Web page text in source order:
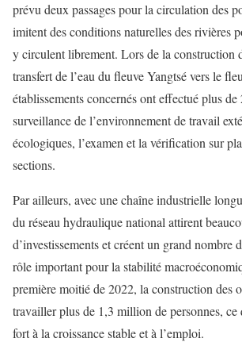
prévu deux passages pour la circulation des
imitent des conditions naturelles des rivières
y circulent librement. Lors de la construction
transfert de l’eau du fleuve Yangtsé vers le
établissements concernés ont effectué plus de
surveillance de l’environnement de travail
écologiques, l’examen et la vérification sur
sections.
Par ailleurs, avec une chaîne industrielle
du réseau hydraulique national attirent
d’investissements et créent un grand nombre
rôle important pour la stabilité
première moitié de 2022, la construction des
travailler plus de 1,3 million de personnes,
fort à la croissance stable et à l’emploi.